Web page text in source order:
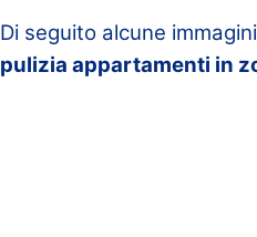
Di seguito alcune
pulizia appartamenti in